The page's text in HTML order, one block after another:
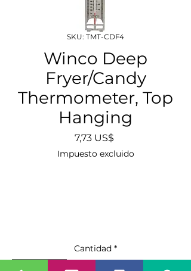
SKU: TMT-CDF4
Winco Deep
Fryer/Candy
Thermometer, Top
Hanging
7,73 US$Precio
Impuesto excluido
Cantidad *